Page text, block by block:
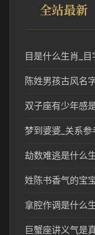
全站最新
目是什么生肖_
陈姓男孩古风名
双子座有少年感
梦到婆婆_关系参
姓陈书香气的宝
巨蟹座讲义气是